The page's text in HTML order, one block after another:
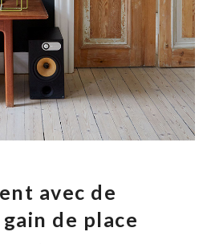
avec de
de place